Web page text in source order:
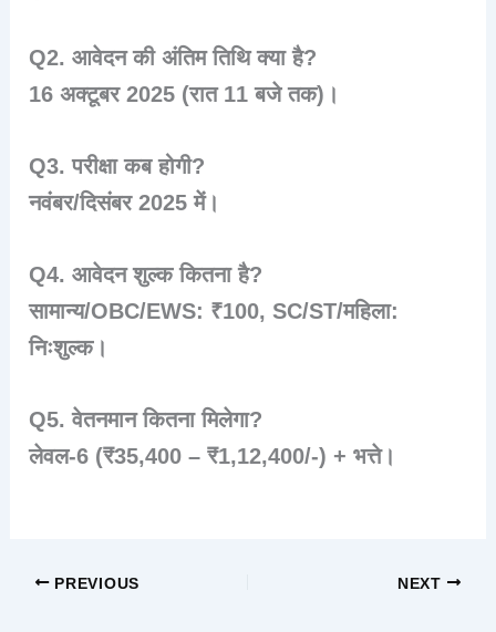
Q2. आवेदन की अंतिम तिथि क्या है?
16 अक्टूबर 2025 (रात 11 बजे तक)।
Q3. परीक्षा कब होगी?
नवंबर/दिसंबर 2025 में।
Q4. आवेदन शुल्क कितना है?
सामान्य/OBC/EWS: ₹100, SC/ST/महिला:
निःशुल्क।
Q5. वेतनमान कितना मिलेगा?
लेवल-6 (₹35,400 – ₹1,12,400/-) + भत्ते।
PREVIOUS NEXT